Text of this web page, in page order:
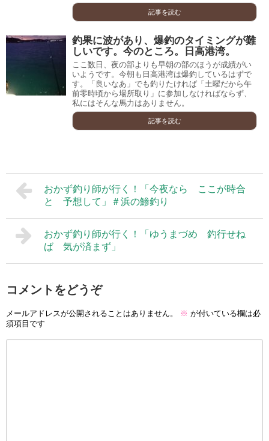
記事を読む
釣果に波があり、爆釣のタイミングが難
しいです。今のところ。日高港湾。
ここ数日、夜の部よりも早朝の部のほうが成績がい
いようです。今朝も日高港湾は爆釣しているはずで
す。「良いなあ」でも釣りたければ「土曜だから午
前零時頃から場所取り」に参加しなければならず、
私にはそんな馬力はありません。
記事を読む
おかず釣り師が行く！「今夜なら ここが時合
と 予想して」＃浜の鯵釣り
おかず釣り師が行く！「ゆうまづめ 釣行せね
ば 気が済まず」
コメントをどうぞ
メールアドレスが公開されることはありません。 ※ が付いている欄は必
須項目です